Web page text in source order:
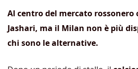
Al centro del mercato rossonero
Jashari, ma il Milan non è più
chi sono le alternative.